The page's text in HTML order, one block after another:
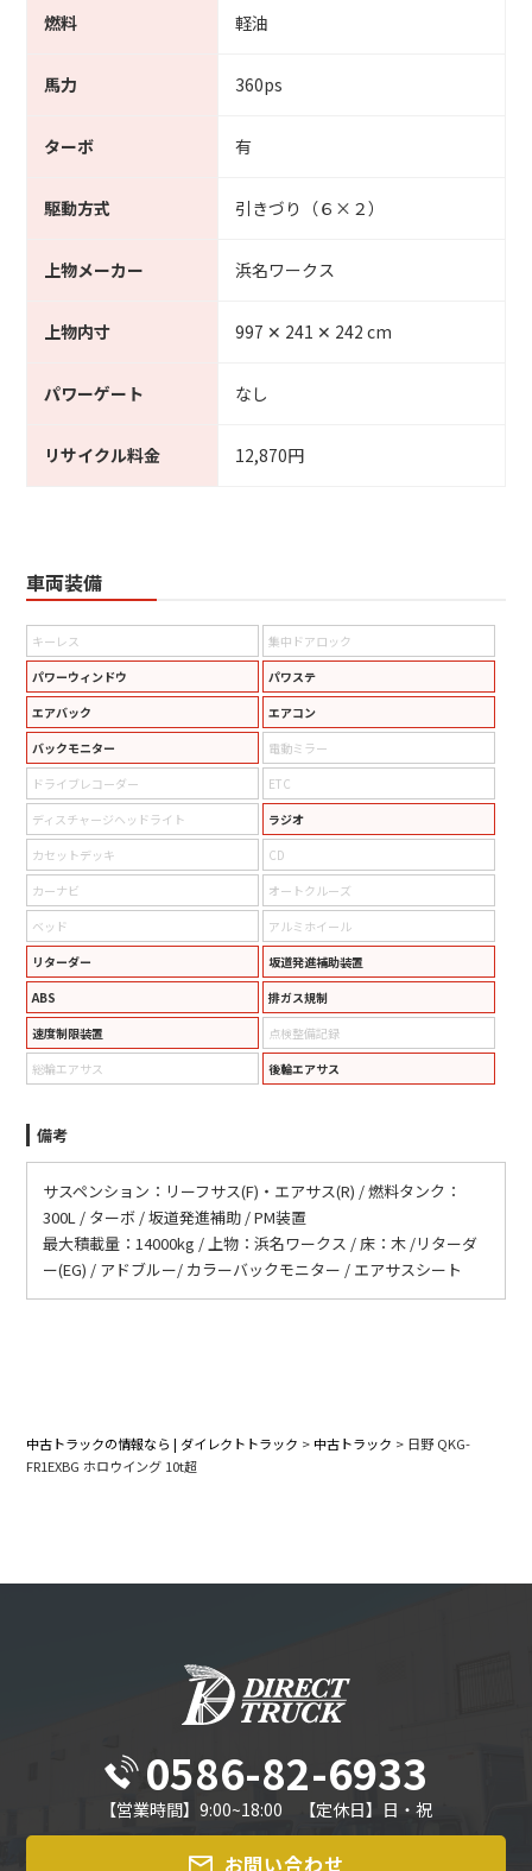
燃料 軽油
馬力 360ps
ターボ 有
駆動方式 引きづり（６×２）
上物メーカー 浜名ワークス
上物内寸 997 ✕ 241 ✕ 242 cm
パワーゲート なし
リサイクル料金 12,870円
車両装備
キーレス
集中ドアロック
パワーウィンドウ
パワステ
エアバック
エアコン
バックモニター
電動ミラー
ドライブレコーダー
ETC
ディスチャージヘッドライト
ラジオ
カセットデッキ
CD
カーナビ
オートクルーズ
ベッド
アルミホイール
リターダー
坂道発進補助装置
ABS
排ガス規制
速度制限装置
点検整備記録
総輪エアサス
後輪エアサス
備考
サスペンション：リーフサス(F)・エアサス(R) / 燃料タンク：
300L / ターボ / 坂道発進補助 / PM装置
最大積載量：14000kg / 上物：浜名ワークス / 床：木 /リターダ
ー(EG) / アドブルー/ カラーバックモニター / エアサスシート
中古トラックの情報なら | ダイレクトトラック > 中古トラック > 日野 QKG-
FR1EXBG ホロウイング 10t超
0586-82-6933
【営業時間】9:00~18:00 【定休日】日・祝
お問い合わせ